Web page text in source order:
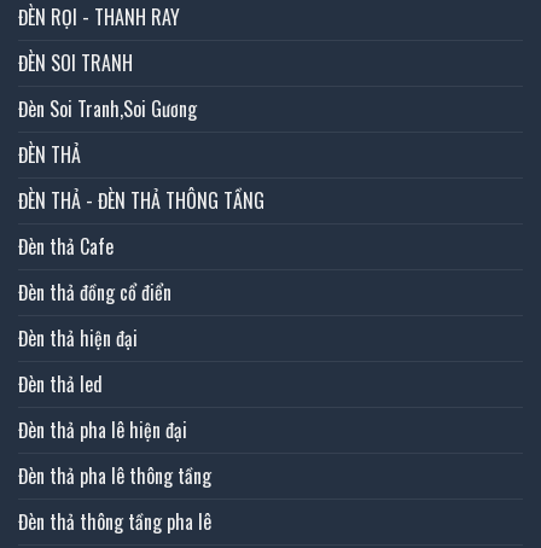
ĐÈN RỌI - THANH RAY
ĐÈN SOI TRANH
Đèn Soi Tranh,Soi Gương
ĐÈN THẢ
ĐÈN THẢ - ĐÈN THẢ THÔNG TẦNG
Đèn thả Cafe
Đèn thả đồng cổ điển
Đèn thả hiện đại
Đèn thả led
Đèn thả pha lê hiện đại
Đèn thả pha lê thông tầng
Đèn thả thông tầng pha lê